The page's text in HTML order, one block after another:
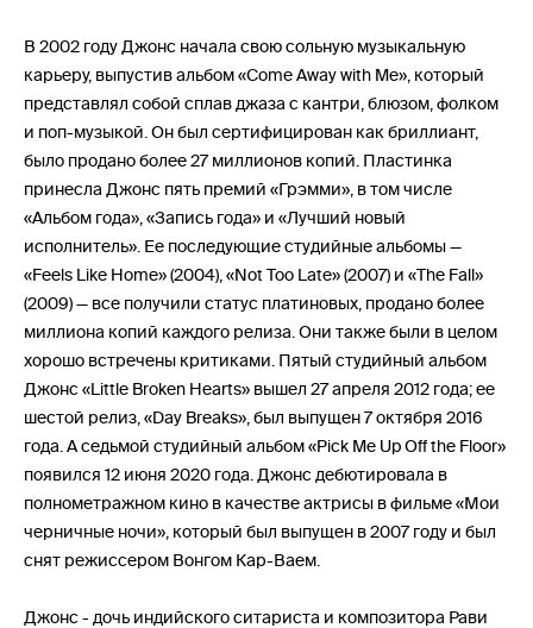
В 2002 году Джонс начала свою сольную музыкальную
карьеру, выпустив альбом «Come Away with Me», который
представлял собой сплав джаза с кантри, блюзом, фолком
и поп-музыкой. Он был сертифицирован как бриллиант,
было продано более 27 миллионов копий. Пластинка
принесла Джонс пять премий «Грэмми», в том числе
«Альбом года», «Запись года» и «Лучший новый
исполнитель». Ее последующие студийные альбомы —
«Feels Like Home» (2004), «Not Too Late» (2007) и «The Fall»
(2009) — все получили статус платиновых, продано более
миллиона копий каждого релиза. Они также были в целом
хорошо встречены критиками. Пятый студийный альбом
Джонс «Little Broken Hearts» вышел 27 апреля 2012 года; ее
шестой релиз, «Day Breaks», был выпущен 7 октября 2016
года. А седьмой студийный альбом «Pick Me Up Off the Floor»
появился 12 июня 2020 года. Джонс дебютировала в
полнометражном кино в качестве актрисы в фильме «Мои
черничные ночи», который был выпущен в 2007 году и был
снят режиссером Вонгом Кар-Ваем.
Джонс - дочь индийского ситариста и композитора Рави